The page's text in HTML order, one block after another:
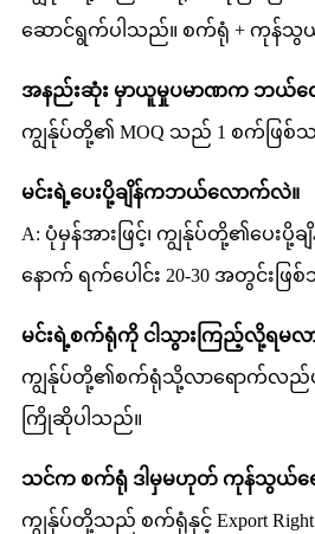
ဆောင်ရွက်ပါသည်။ စက်ရုံ + ကု
အနည်းဆုံး မှာယူမှုပမာဏက ဘယ်
ကျွန်ုပ်တို့၏ MOQ သည် 1 စက်ဖြစ်
မင်းရဲ့ပေးပို့ချိန်ကဘယ်လောက်လဲ။
A: ပုံမှန်အားဖြင့်၊ ကျွန်ုပ်တို့၏ပေး
နောက် ရက်ပေါင်း 20-30 အတွင်းဖြ
မင်းရဲ့စက်ရုံကို ငါသွားကြည့်လို့ရမလာ
ကျွန်ုပ်တို့၏စက်ရုံသို့လာရောက်လည်ပ
ကြိုဆိုပါသည်။
သင်က စက်ရုံ ဒါမှမဟုတ် ကုန်သွယ်ရေ
ကျွန်ုပ်တို့သည် စက်ရုံနှင့် Export